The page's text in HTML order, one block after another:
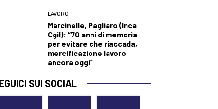
LAVORO
Marcinelle, Pagliaro (Inca
Cgil): “70 anni di memoria
per evitare che riaccada,
mercificazione lavoro
ancora oggi”
SUI SOCIAL